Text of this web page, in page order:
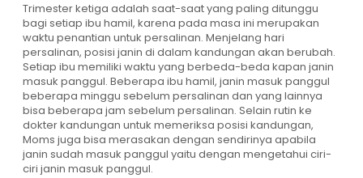
Trimester ketiga adalah saat-saat yang paling ditunggu
bagi setiap ibu hamil, karena pada masa ini merupakan
waktu penantian untuk persalinan. Menjelang hari
persalinan, posisi janin di dalam kandungan akan berubah.
Setiap ibu memiliki waktu yang berbeda-beda kapan janin
masuk panggul. Beberapa ibu hamil, janin masuk panggul
beberapa minggu sebelum persalinan dan yang lainnya
bisa beberapa jam sebelum persalinan. Selain rutin ke
dokter kandungan untuk memeriksa posisi kandungan,
Moms juga bisa merasakan dengan sendirinya apabila
janin sudah masuk panggul yaitu dengan mengetahui ciri-
ciri janin masuk panggul.